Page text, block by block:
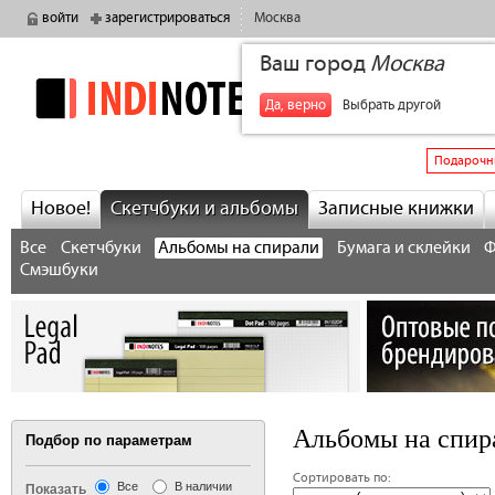
войти зарегистрироваться Москва
Ваш город Москва
Да, верно Выбрать другой
indinotes
Новое! Скетчбуки и альбомы Записные книжки
Все Скетчбуки Альбомы на спирали Бумага и склейки
Смэшбуки
Альбомы на
Сортировать по:
Подбор по параметрам
Показать Все В наличии